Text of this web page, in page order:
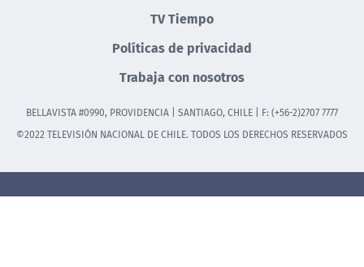
TV Tiempo
Políticas de privacidad
Trabaja con nosotros
BELLAVISTA #0990, PROVIDENCIA | SANTIAGO, CHILE | F: (+56-2)2707 7777
©2022 TELEVISIÓN NACIONAL DE CHILE. TODOS LOS DERECHOS RESERVADOS